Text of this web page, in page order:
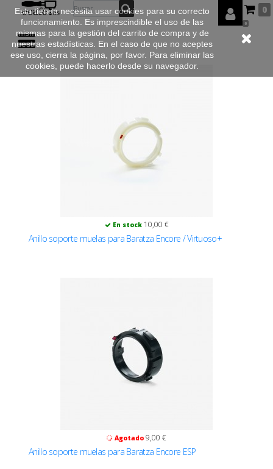
0
0
En stock 10,00 €
Anillo soporte muelas para Baratza Encore / Virtuoso+
Agotado 9,00 €
Anillo soporte muelas para Baratza Encore ESP
Esta tienda necesita usar cookies para su correcto
funcionamiento. Es imprescindible el uso de las
mismas para la gestión del carrito de compra y de
nuestras estadísticas. En el caso de que no aceptes
ese uso, cierra la página, por favor. Para eliminar las
cookies, puede hacerlo desde su navegador.